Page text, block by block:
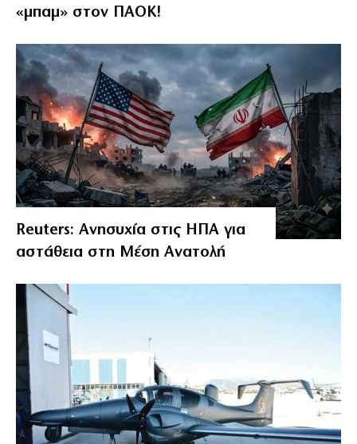
«μπαμ» στον ΠΑΟΚ!
Reuters: Ανησυχία στις ΗΠΑ για
αστάθεια στη Μέση Ανατολή